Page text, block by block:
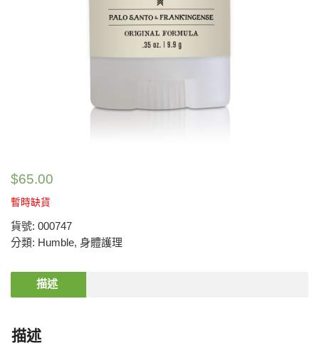
$65.00
暫時缺貨
貨號: 000747
分類: Humble, 身體護理
描述
描述